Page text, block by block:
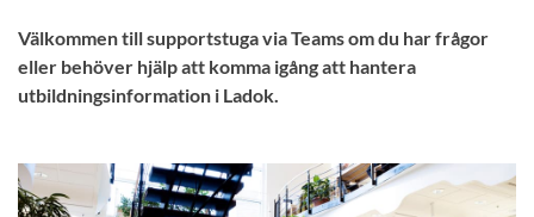
Välkommen till supportstuga via Teams om du har frågor
eller behöver hjälp att komma igång att hantera
utbildningsinformation i Ladok.